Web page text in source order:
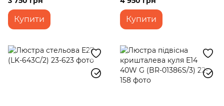
Купити Купити